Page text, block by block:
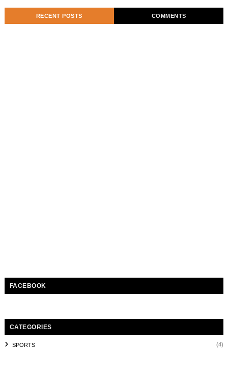
RECENT POSTS COMMENTS
FACEBOOK
CATEGORIES
SPORTS (4)